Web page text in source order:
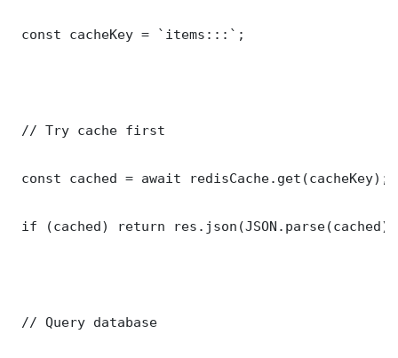
const cacheKey = `items:::`;
// Try cache first
const cached = await redisCache.get(cacheKey);
if (cached) return
// Query database